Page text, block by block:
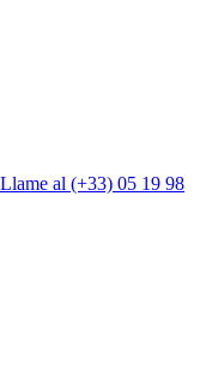
Llame al (+33) 05 19 98